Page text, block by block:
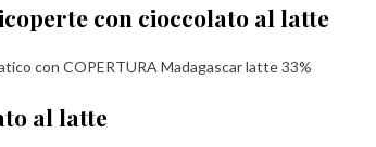
con cioccolato al latte
con COPERTURA Madagascar latte 33%
al latte